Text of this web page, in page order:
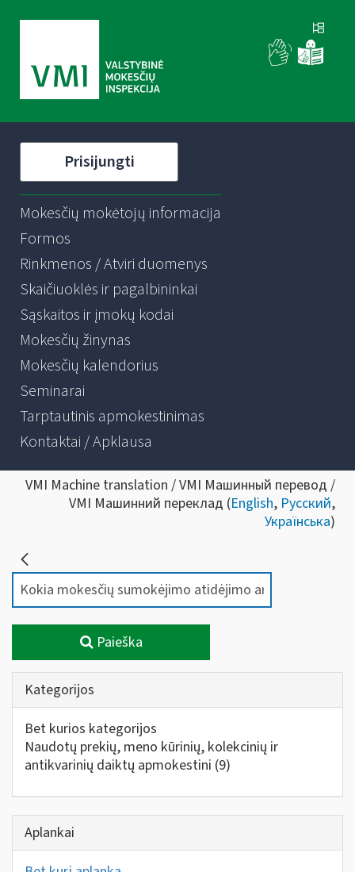
Prisijungti
Mokesčių mokėtojų informacija
Formos
Rinkmenos / Atviri duomenys
Skaičiuoklės ir pagalbininkai
Sąskaitos ir įmokų kodai
Mokesčių žinynas
Mokesčių kalendorius
Seminarai
Tarptautinis apmokestinimas
Kontaktai / Apklausa
VMI Machine translation / VMI Машинный перевод /
VMI Машинний переклад (English, Русский,
Українська)
Paieška
Kategorijos
Bet kurios kategorijos
Naudotų prekių, meno kūrinių, kolekcinių ir
antikvarinių daiktų apmokestini (9)
Aplankai